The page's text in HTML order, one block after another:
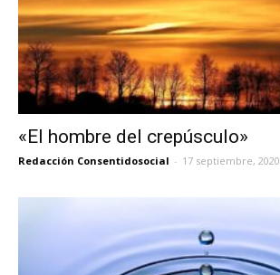
«El hombre del crepúsculo»
Redacción Consentidosocial - 17 septiembre, 2020